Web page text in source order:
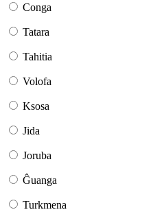
Conga
Tatara
Tahitia
Volofa
Ksosa
Jida
Joruba
Ĝuanga
Turkmena